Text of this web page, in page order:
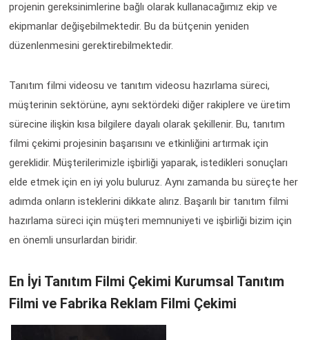
projenin gereksinimlerine bağlı olarak kullanacağımız ekip ve
ekipmanlar değişebilmektedir. Bu da bütçenin yeniden
düzenlenmesini gerektirebilmektedir.
Tanıtım filmi videosu ve tanıtım videosu hazırlama süreci,
müşterinin sektörüne, aynı sektördeki diğer rakiplere ve üretim
sürecine ilişkin kısa bilgilere dayalı olarak şekillenir. Bu, tanıtım
filmi çekimi projesinin başarısını ve etkinliğini artırmak için
gereklidir. Müşterilerimizle işbirliği yaparak, istedikleri sonuçları
elde etmek için en iyi yolu buluruz. Aynı zamanda bu süreçte her
adımda onların isteklerini dikkate alırız. Başarılı bir tanıtım filmi
hazırlama süreci için müşteri memnuniyeti ve işbirliği bizim için
en önemli unsurlardan biridir.
En İyi Tanıtım Filmi Çekimi Kurumsal Tanıtım
Filmi ve Fabrika Reklam Filmi Çekimi